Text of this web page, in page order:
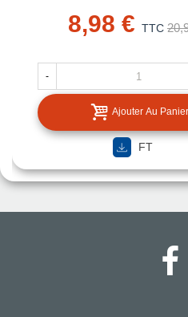
8,98 € TTC
-
Ajouter Au Panier
FT